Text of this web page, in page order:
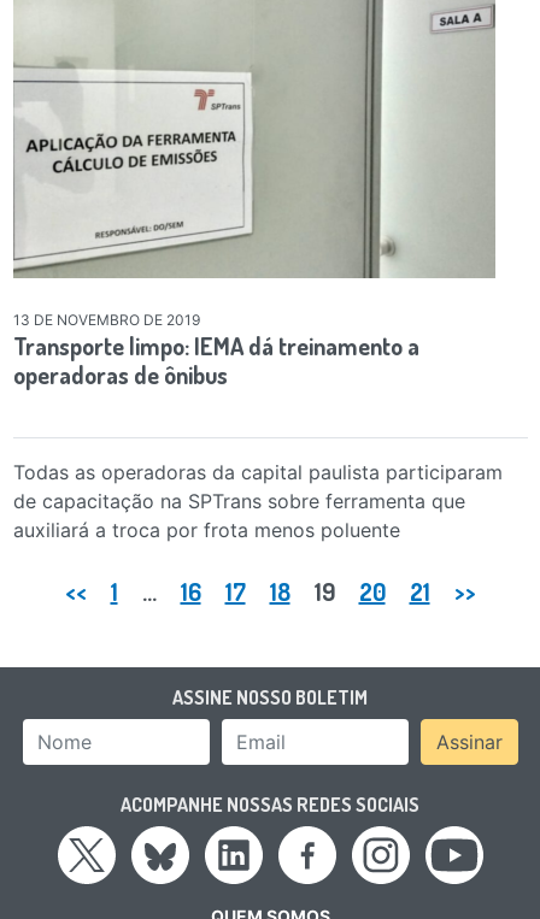
13 DE NOVEMBRO DE 2019
Transporte limpo: IEMA dá treinamento a
operadoras de ônibus
Todas as operadoras da capital paulista participaram
de capacitação na SPTrans sobre ferramenta que
auxiliará a troca por frota menos poluente
Paginação de posts
<< 1 … 16 17 18 19 20 21 >>
ASSINE NOSSO BOLETIM
Email AddressAssinar
ACOMPANHE NOSSAS REDES SOCIAIS